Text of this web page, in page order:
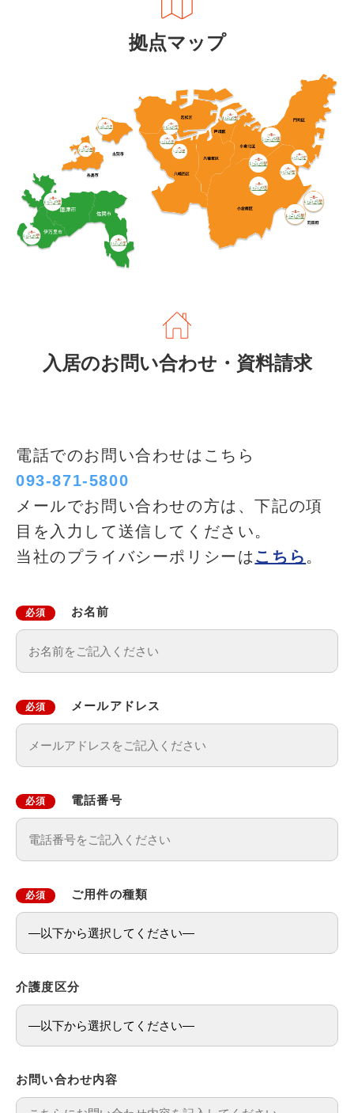
拠点マップ
入居のお問い合わせ・資料請求
電話でのお問い合わせはこちら
093-871-5800
メールでお問い合わせの方は、下記の項
目を入力して送信してください。
当社のプライバシーポリシーは こちら 。
必須 お名前
必須 メールアドレス
必須 電話番号
必須 ご用件の種類
介護度区分
お問い合わせ内容